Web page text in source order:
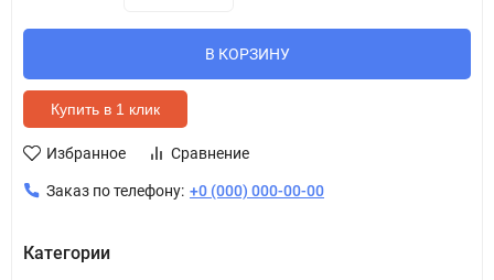
В КОРЗИНУ
Купить в 1 клик
Избранное Сравнение
Заказ по телефону: +0 (000) 000-00-00
Категории